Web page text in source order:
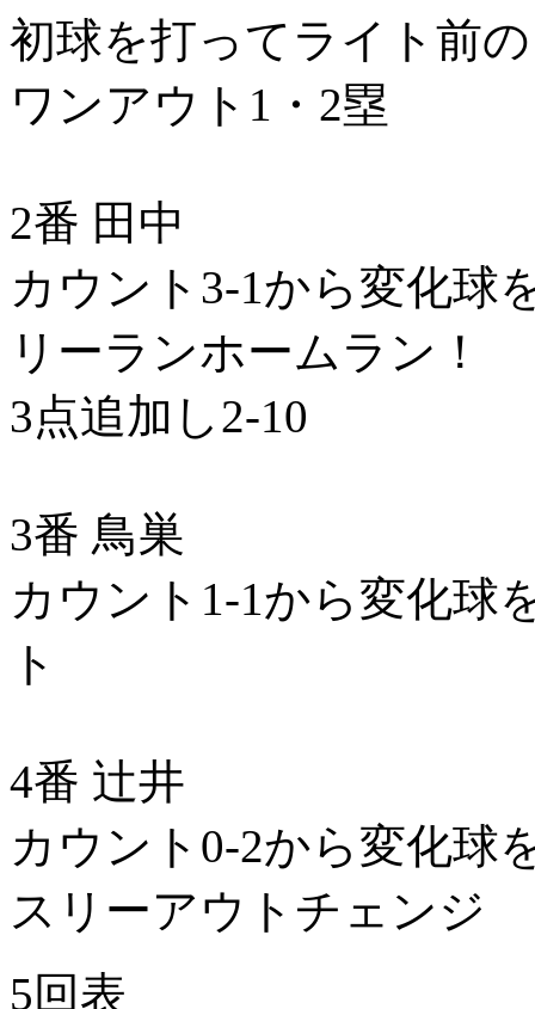
初球を打ってライト前
ワンアウト1・2塁
2番 田中
カウント3-1から変化球
リーランホームラン！
3点追加し2-10
3番 鳥巣
カウント1-1から変化球
ト
4番 辻井
カウント0-2から変化球
スリーアウトチェンジ
5回表